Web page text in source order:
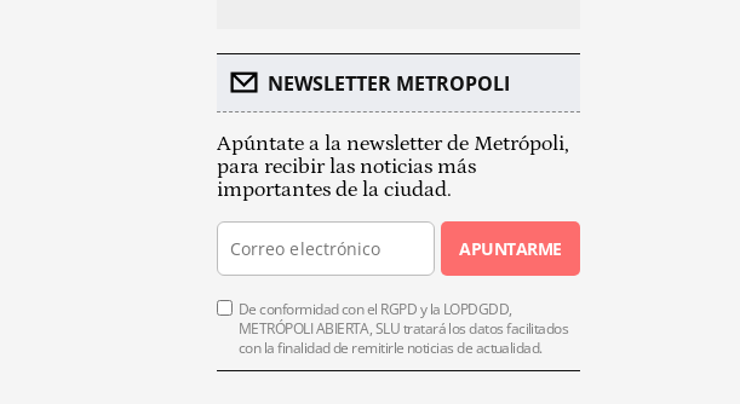
NEWSLETTER METROPOLI
Apúntate a la newsletter de Metrópoli,
para recibir las noticias más
importantes de la ciudad.
APUNTARME
De conformidad con el RGPD y la LOPDGDD,
METRÓPOLI ABIERTA, SLU tratará los datos facilitados
con la finalidad de remitirle noticias de actualidad.